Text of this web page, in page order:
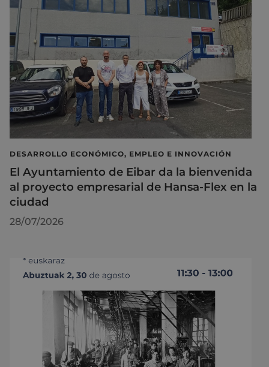
DESARROLLO ECONÓMICO, EMPLEO E INNOVACIÓN
El Ayuntamiento de Eibar da la bienvenida
al proyecto empresarial de Hansa-Flex en la
ciudad
28/07/2026